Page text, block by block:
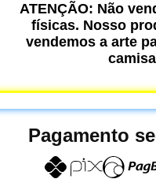
ATENÇÃO: Não
físicas. Nosso
vendemos a arte
Pagamento